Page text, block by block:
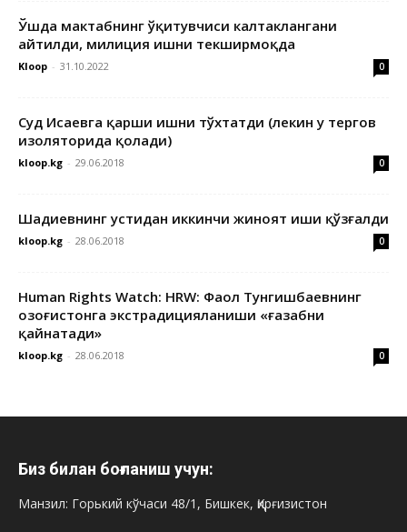
Ўшда мактабнинг ўқитувчиси калтаклангани
айтилди, милиция ишни текширмоқда
Kloop - 31.10.2022 0
Суд Исаевга қарши ишни тўхтатди (лекин у тергов
изоляторида қолади)
kloop.kg - 29.06.2018 0
Шадиевнинг устидан иккинчи жиноят иши қўзғалди
kloop.kg - 28.06.2018 0
Human Rights Watch: HRW: Фаол Тунгишбаевнинг
Қозоғистонга экстрадицияланиши «ғазабни
қайнатади»
kloop.kg - 28.06.2018 0
Биз билан боғланиш учун:
Манзил: Горький кўчаси 48/1, Бишкек, Қирғизистон